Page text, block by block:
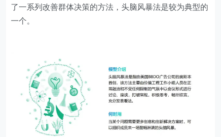
了一系列改善群体决策的方法，头脑风暴法是较为典型的
一个。